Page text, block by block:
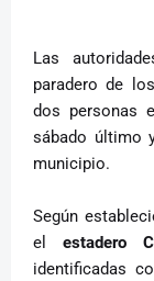
Las
paradero de
dos personas
sábado último
municipio.
Según
el estadero
identificadas